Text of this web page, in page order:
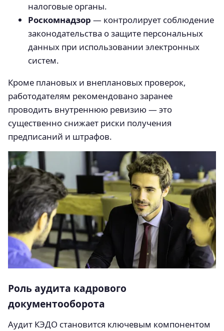
налоговые органы.
Роскомнадзор — контролирует соблюдение
законодательства о защите персональных
данных при использовании электронных
систем.
Кроме плановых и внеплановых проверок,
работодателям рекомендовано заранее
проводить внутреннюю ревизию — это
существенно снижает риски получения
предписаний и штрафов.
Роль аудита кадрового
документооборота
Аудит КЭДО становится ключевым компонентом